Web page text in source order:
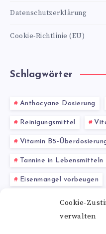
Cookie-
verwalten
Datenschutzerklärung
Cookie-Richtlinie (EU)
Schlagwörter
Anthocyane Dosierung
Reinigungsmittel
Vitamin B5-
Tannine in Lebensmitteln
Eisenmangel vorbeugen
Ganoderma lucidum
alternative Heilmethoden